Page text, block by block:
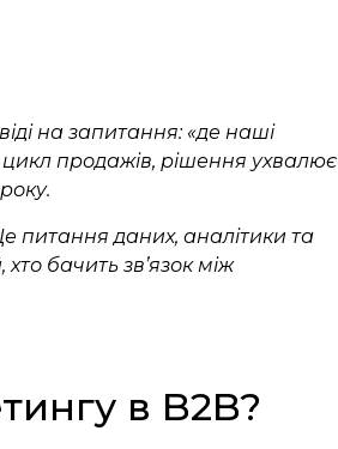
на запитання: «де наші
цикл продажів, рішення ухвалює
питання даних, аналітики та
бачить зв’язок між
в B2B?